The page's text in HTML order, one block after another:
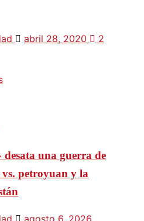
abril 28, 2020 2
una guerra de
petroyuan y la